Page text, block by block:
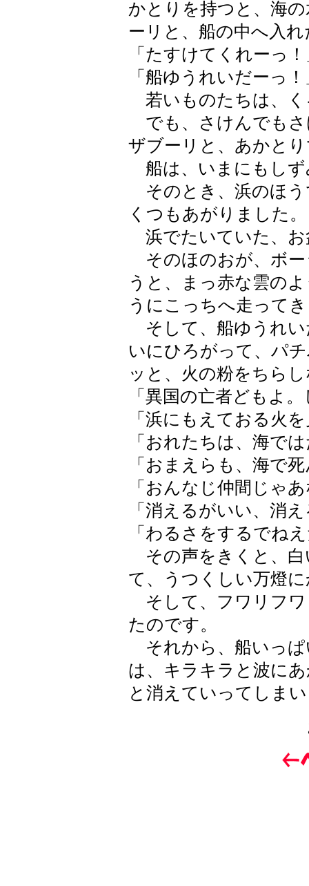
かとりを持つと、海
ーリと、船の中へ入
「たすけてくれーっ
「船ゆうれいだーっ！
若いものたちは、く
でも、さけんでもさ
ザブーリと、あかと
船は、いまにもしず
そのとき、浜のほう
くつもあがりました。
浜でたいていた、お
そのほのおが、ボー
うと、まっ赤な雲の
うにこっちへ走って
そして、船ゆうれい
いにひろがって、パ
ッと、火の粉をちら
「異国の亡者どもよ
「浜にもえておる火
「おれたちは、海で
「おまえらも、海で
「おんなじ仲間じゃ
「消えるがいい、消
「わるさをするでね
その声をきくと、白
て、うつくしい万燈
そして、フワリフワ
たのです。
それから、船いっぱ
は、キラキラと波に
と消えていってしま